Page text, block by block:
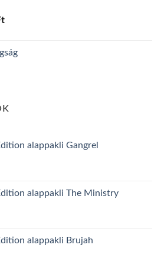
Current
100Ft.
alappakli Gangrel
alappakli The Ministry
alappakli Brujah